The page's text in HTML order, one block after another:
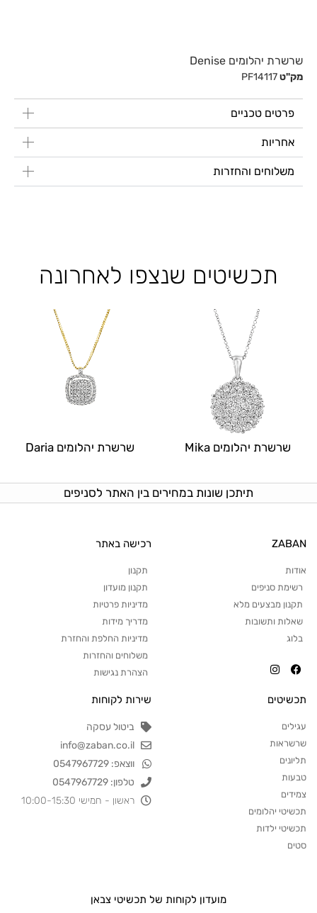
שרשרת יהלומים Denise
מק"טPF14117
פרטים טכניים
אחריות
משלוחים והחזרות
תכשיטים שנצפו לאחרונה
שרשרת יהלומים Mika שרשרת יהלומים Daria
תיתכן שונות במחירים בין האתר לסניפים
ZABAN
אודות
רשימת סניפים
תקנון מבצעים מלא
שאלות ותשובות
בלוג
רכישה באתר
תקנון
תקנון מועדון
מדיניות פרטיות
מדריך מידות
מדיניות החלפת והחזרת
משלוחים והחזרות
הצהרת נגישות
תכשיטים
עגילים
שרשראות
תליונים
טבעות
צמידים
תכשיטי יהלומים
תכשיטי ילדות
סטים
שירות לקוחות
ביטול עסקה
info@zaban.co.il
ווצאפ: 0547967729
טלפון: 0547967729
ראשון - חמישי 10:00-15:30
מועדון לקוחות של תכשיטי צבאן